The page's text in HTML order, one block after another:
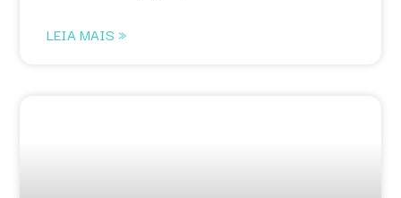
LEIA MAIS »